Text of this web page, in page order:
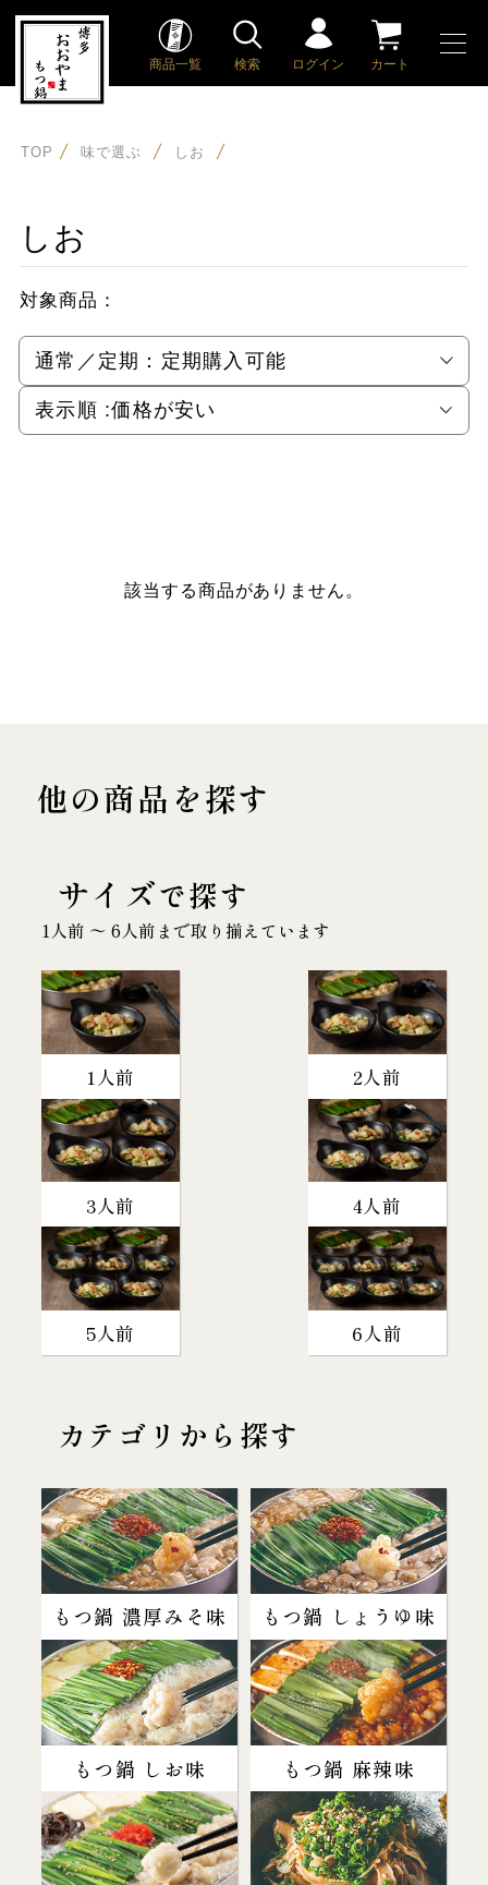
商品一覧 検索 ログイン カート
TOP 味で選ぶ しお
しお
対象商品：
通常／定期： 定期購入可能
表示順 :価格が安い
該当する商品がありません。
他の商品を探す
サイズで探す
1人前 〜 6人前まで取り揃えています
1人前 2人前
3人前 4人前
5人前 6人前
カテゴリから探す
もつ鍋 濃厚みそ味 もつ鍋 しょうゆ味
もつ鍋 しお味 もつ鍋 麻辣味